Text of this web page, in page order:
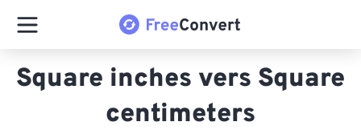
Square inches vers Square
centimeters